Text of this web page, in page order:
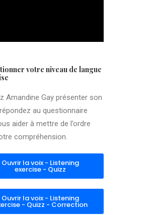
votre niveau de langue
Amandine Gay présenter son
au questionnaire
aider à mettre de l’ordre
compréhension.
Ouvrir la voix - Listening
exercise - Quizz
Ouvrir la voix - Listening
- Quizz - Correction